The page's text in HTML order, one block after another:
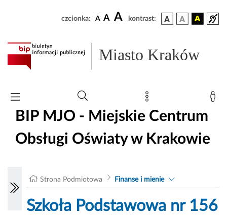
czcionka: A A A kontrast:
Miasto Kraków
BIP MJO - Miejskie Centrum
Obsługi Oświaty w Krakowie
Strona Podmiotowa Finanse i mienie
Szkoła Podstawowa nr 156